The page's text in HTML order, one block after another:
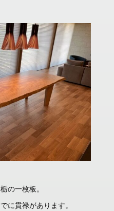
の一枚板。
に貫禄があります。